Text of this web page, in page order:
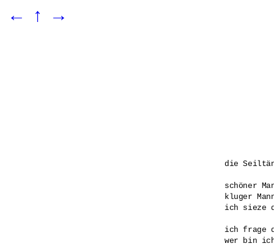
← ↑ →
die
schöner
kluger
ich sieze
ich frage
wer bin